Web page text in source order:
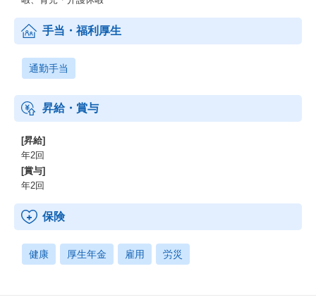
手当・福利厚生
通勤手当
昇給・賞与
[昇給]
年2回
[賞与]
年2回
保険
健康 厚生年金 雇用 労災